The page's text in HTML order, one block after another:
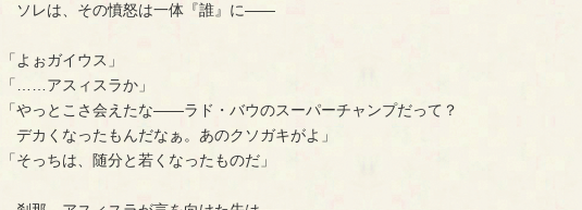
ソレは、その憤怒は一体『誰』に――
「よぉガイウス」
「……アスィスラか」
「やっとこさ会えたな――ラド・バウのスーパーチャンプだって？
デカくなったもんだなぁ。あのクソガキがよ」
「そっちは、随分と若くなったものだ」